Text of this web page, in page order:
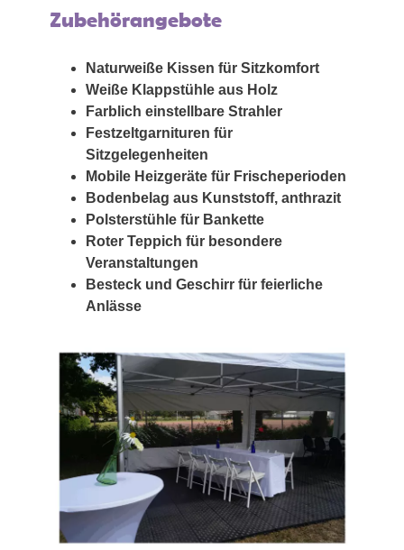
Zubehörangebote
Naturweiße Kissen für Sitzkomfort
Weiße Klappstühle aus Holz
Farblich einstellbare Strahler
Festzeltgarnituren für
Sitzgelegenheiten
Mobile Heizgeräte für Frischeperioden
Bodenbelag aus Kunststoff, anthrazit
Polsterstühle für Bankette
Roter Teppich für besondere
Veranstaltungen
Besteck und Geschirr für feierliche
Anlässe